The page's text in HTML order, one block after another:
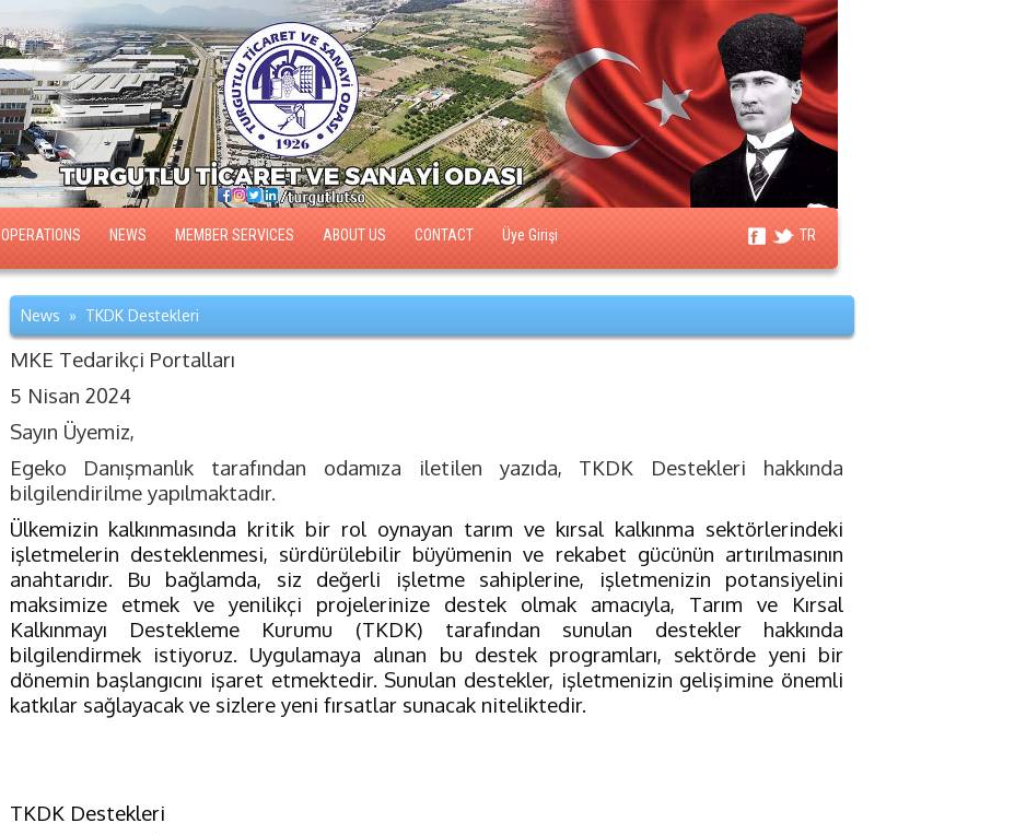
OPERATIONS NEWS MEMBER SERVICES ABOUT US CONTACT Üye Girişi TR
News » TKDK Destekleri
MKE Tedarikçi Portalları
5 Nisan 2024
Sayın Üyemiz,
Egeko Danışmanlık tarafından odamıza iletilen yazıda, TKDK Destekleri hakkında
bilgilendirilme yapılmaktadır.
Ülkemizin kalkınmasında kritik bir rol oynayan tarım ve kırsal kalkınma sektörlerindeki
işletmelerin desteklenmesi, sürdürülebilir büyümenin ve rekabet gücünün artırılmasının
anahtarıdır. Bu bağlamda, siz değerli işletme sahiplerine, işletmenizin potansiyelini
maksimize etmek ve yenilikçi projelerinize destek olmak amacıyla, Tarım ve Kırsal
Kalkınmayı Destekleme Kurumu (TKDK) tarafından sunulan destekler hakkında
bilgilendirmek istiyoruz. Uygulamaya alınan bu destek programları, sektörde yeni bir
dönemin başlangıcını işaret etmektedir. Sunulan destekler, işletmenizin gelişimine önemli
katkılar sağlayacak ve sizlere yeni fırsatlar sunacak niteliktedir.
TKDK Destekleri